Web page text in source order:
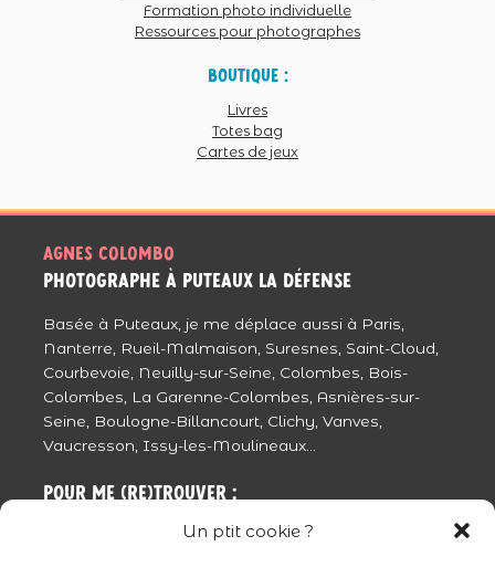
Un ptit cookie ?
Formation photo individuelle
Ressources pour photographes
Boutique :
Livres
Totes bag
Cartes de jeux
Agnes colombo
photographe à puteaux La Défense
Basée à Puteaux, je me déplace aussi à Paris,
Nanterre, Rueil-Malmaison, Suresnes, Saint-Cloud,
Courbevoie, Neuilly-sur-Seine, Colombes, Bois-
Colombes, La Garenne-Colombes, Asnières-sur-
Seine, Boulogne-Billancourt, Clichy, Vanves,
Vaucresson, Issy-les-Moulineaux...
Pour me (re)trouver :